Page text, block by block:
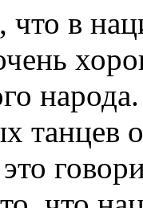
что в
танцев